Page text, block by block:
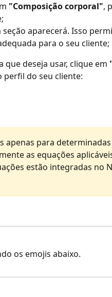
"Composição corporal",
aparecerá. Isso
para o seu cliente;
deseja usar, clique em
perfil do seu cliente:
apenas para
as equações
estão integradas no
os emojis abaixo.